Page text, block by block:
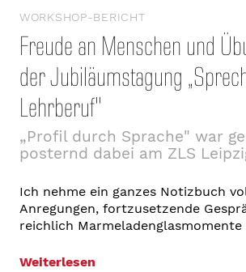
WORKSHOP-BERICHT
Freude an Menschen und
der Jubiläumstagung
Lehrberuf"
„Profil durch Sprache" war
posternd dabei am ZLS
Ich nehme ein ganzes Notizbuch
Anregungen, fortzusetzende
reichlich Marmeladenglasmomente
Weiterlesen